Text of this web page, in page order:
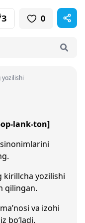
0
yozilishi
lank-ton]
kirillcha yozilishi
qilingan.
va izohi
bo‘ladi.